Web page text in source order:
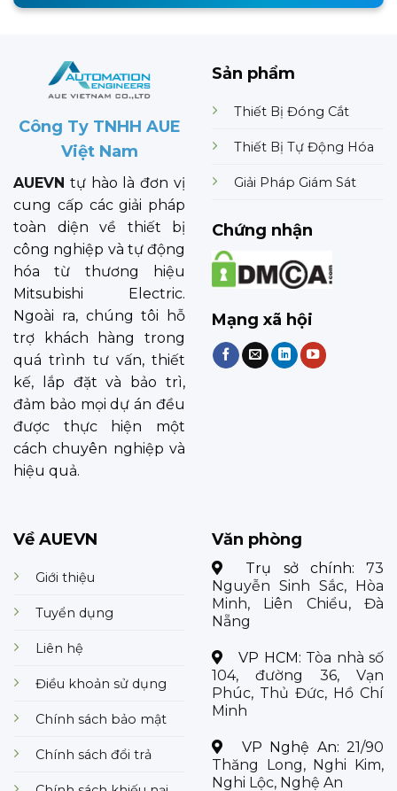
Công Ty TNHH AUE
Việt Nam
AUEVN tự hào là đơn vị
cung cấp các giải pháp
toàn diện về thiết bị
công nghiệp và tự động
hóa từ thương hiệu
Mitsubishi Electric.
Ngoài ra, chúng tôi hỗ
trợ khách hàng trong
quá trình tư vấn, thiết
kế, lắp đặt và bảo trì,
đảm bảo mọi dự án đều
được thực hiện một
cách chuyên nghiệp và
hiệu quả.
Sản phẩm
Thiết Bị Đóng Cắt
Thiết Bị Tự Động Hóa
Giải Pháp Giám Sát
Chứng nhận
Mạng xã hội
Về AUEVN
Giới thiệu
Tuyển dụng
Liên hệ
Điều khoản sử dụng
Chính sách bảo mật
Chính sách đổi trả
Văn phòng
Trụ sở chính: 73
Nguyễn Sinh Sắc, Hòa
Minh, Liên Chiểu, Đà
Nẵng
VP HCM: Tòa nhà số
104, đường 36, Vạn
Phúc, Thủ Đức, Hồ Chí
Minh
VP Nghệ An: 21/90
Thăng Long, Nghi Kim,
Nghi Lộc, Nghệ An